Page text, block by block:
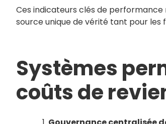
Ces indicateurs clés de performance
source unique de vérité tant pour les
Systèmes
coûts de